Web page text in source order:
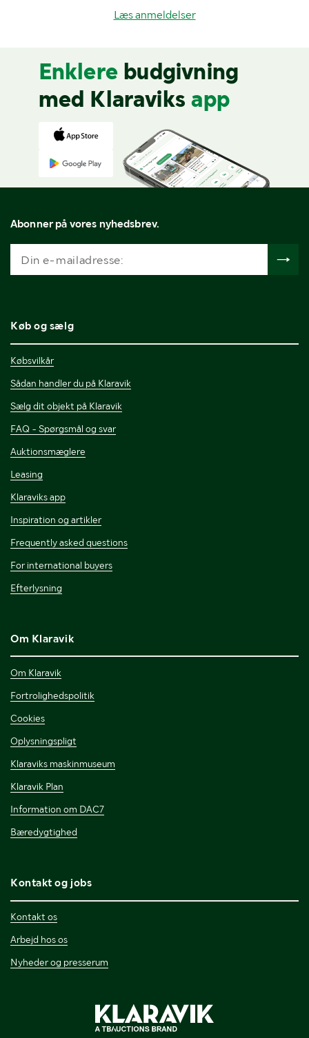
Læs anmeldelser
Enklere budgivning
med Klaraviks app
Abonner på vores nyhedsbrev.
Køb og sælg
Købsvilkår
Sådan handler du på Klaravik
Sælg dit objekt på Klaravik
FAQ - Spørgsmål og svar
Auktionsmæglere
Leasing
Klaraviks app
Inspiration og artikler
Frequently asked questions
For international buyers
Efterlysning
Om Klaravik
Om Klaravik
Fortrolighedspolitik
Cookies
Oplysningspligt
Klaraviks maskinmuseum
Klaravik Plan
Information om DAC7
Bæredygtighed
Kontakt og jobs
Kontakt os
Arbejd hos os
Nyheder og presserum